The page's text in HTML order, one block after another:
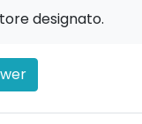
designato.